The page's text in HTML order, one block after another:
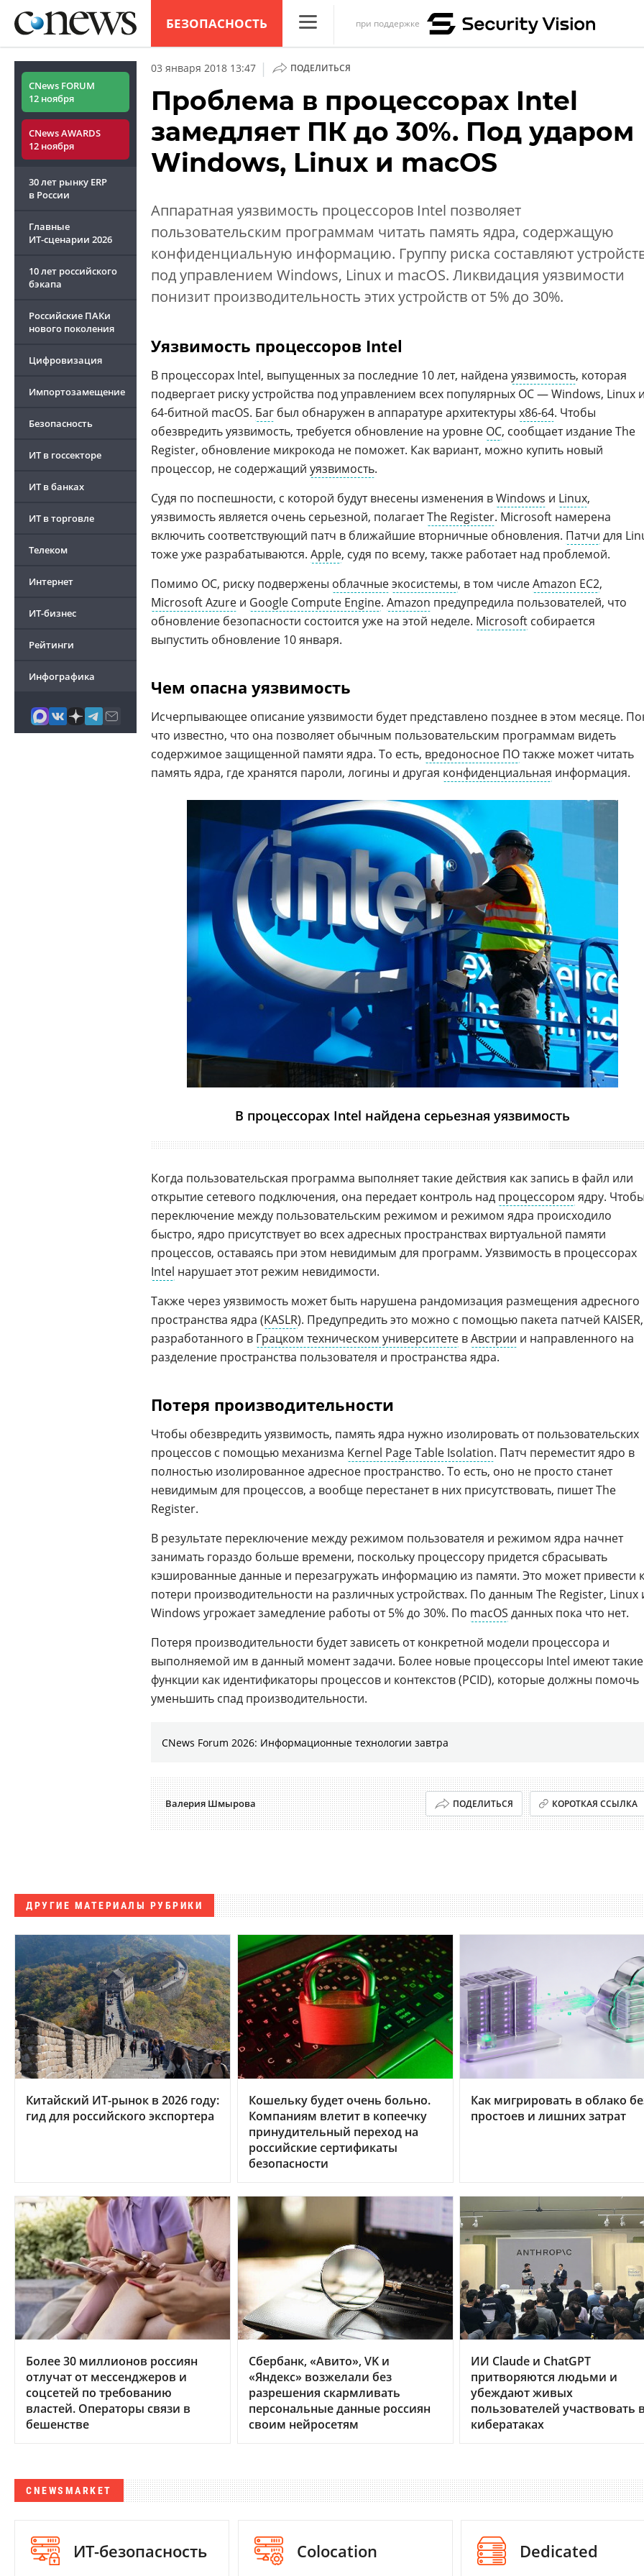
БЕЗОПАСНОСТЬ
Конференции
Техника
при поддержке
CNews FORUM
12 ноября
CNews AWARDS
12 ноября
30 лет рынку ERP
в России
Главные
ИТ-сценарии 2026
10 лет российского
бэкапа
Российские ПАКи
нового поколения
Цифровизация
Импортозамещение
Безопасность
ИТ в госсекторе
ИТ в банках
ИТ в торговле
Телеком
Интернет
ИТ-бизнес
Рейтинги
Инфографика
03 января 2018 13:47 | ПОДЕЛИТЬСЯ
Проблема в процессорах Intel
замедляет ПК до 30%. Под ударом
Windows, Linux и macOS
Аппаратная уязвимость процессоров Intel позволяет
пользовательским программам читать память ядра, содержащую
конфиденциальную информацию. Группу риска составляют
под управлением Windows, Linux и macOS. Ликвидация уязвимости
понизит производительность этих устройств от 5% до 30%.
Уязвимость процессоров Intel
В процессорах Intel, выпущенных за последние 10 лет, найдена уязвимость, которая
подвергает риску устройства под управлением всех популярных ОС — Windows, Linux
64-битной macOS. Баг был обнаружен в аппаратуре архитектуры x86-64. Чтобы
обезвредить уязвимость, требуется обновление на уровне ОС, сообщает издание The
Register, обновление микрокода не поможет. Как вариант, можно купить новый
процессор, не содержащий уязвимость.
Судя по поспешности, с которой будут внесены изменения вWindows и Linux,
уязвимость является очень серьезной, полагаетThe Register. Microsoft намерена
включить соответствующий патч в ближайшие вторничные обновления. Патчи для
тоже уже разрабатываются. Apple, судя по всему, также работает над проблемой.
Помимо ОС, риску подвержены облачныеэкосистемы, в том числеAmazon EC2,
Microsoft Azure и Google Compute Engine. Amazon предупредила пользователей, что
обновление безопасности состоится уже на этой неделе. Microsoft собирается
выпустить обновление 10 января.
Чем опасна уязвимость
Исчерпывающее описание уязвимости будет представлено позднее в этом месяце.
что известно, что она позволяет обычным пользовательским программам видеть
содержимое защищенной памяти ядра. То есть, вредоносное ПОтакже может читать
память ядра, где хранятся пароли, логины и другая конфиденциальная информация.
В процессорах Intel найдена серьезная уязвимость
Когда пользовательская программа выполняет такие действия как запись в файл или
открытие сетевого подключения, она передает контроль над процессором ядру.
переключение между пользовательским режимом и режимом ядра происходило
быстро, ядро присутствует во всех адресных пространствах виртуальной памяти
процессов, оставаясь при этом невидимым для программ. Уязвимость в процессорах
Intel нарушает этот режим невидимости.
Также через уязвимость может быть нарушена рандомизация размещения адресного
пространства ядра (KASLR). Предупредить это можно с помощью пакета патчей KAISER,
разработанного в Грацком техническом университете вАвстрии и направленного на
разделение пространства пользователя и пространства ядра.
Потеря производительности
Чтобы обезвредить уязвимость, память ядра нужно изолировать от пользовательских
процессов с помощью механизма Kernel Page Table Isolation. Патч переместит ядро в
полностью изолированное адресное пространство. То есть, оно не просто станет
невидимым для процессов, а вообще перестанет в них присутствовать, пишет The
Register.
В результате переключение между режимом пользователя и режимом ядра начнет
занимать гораздо больше времени, поскольку процессору придется сбрасывать
кэшированные данные и перезагружать информацию из памяти. Это может привести к
потери производительности на различных устройствах. По данным The Register, Linux
Windows угрожает замедление работы от 5% до 30%. По macOS данных пока что нет.
Потеря производительности будет зависеть от конкретной модели процессора и
выполняемой им в данный момент задачи. Более новые процессоры Intel имеют такие
функции как идентификаторы процессов и контекстов (PCID), которые должны помочь
уменьшить спад производительности.
CNews Forum 2026: Информационные технологии завтра
Валерия Шмырова ПОДЕЛИТЬСЯ КОРОТКАЯ ССЫЛКА
ДРУГИЕ МАТЕРИАЛЫ РУБРИКИ
Китайский ИТ-рынок в 2026 году:
гид для российского экспортера
Кошельку будет очень больно.
Компаниям влетит в копеечку
принудительный переход на
российские сертификаты
безопасности
Как мигрировать в облако
простоев и лишних затрат
Более 30 миллионов россиян
отлучат от мессенджеров и
соцсетей по требованию
властей. Операторы связи в
бешенстве
Сбербанк, «Авито», VK и
«Яндекс» возжелали без
разрешения скармливать
персональные данные россиян
своим нейросетям
ИИ Claude и ChatGPT
притворяются людьми и
убеждают живых
пользователей участвовать
кибератаках
CNEWSMARKET
ИТ-безопасность Colocation Dedicated